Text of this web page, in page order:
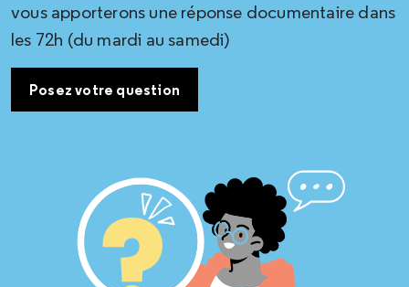
vous apporterons une réponse documentaire dans
les 72h (du mardi au samedi)
Posez votre question